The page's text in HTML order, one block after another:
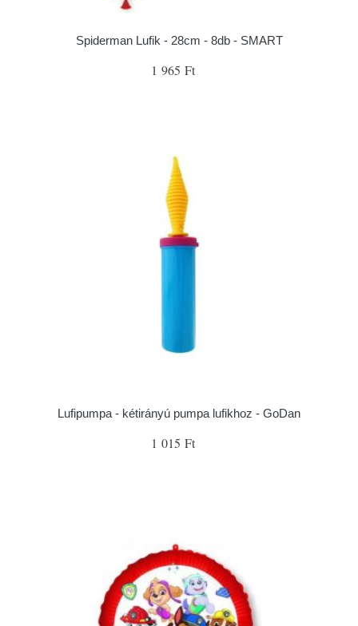
Spiderman Lufik - 28cm - 8db - SMART
1 965 Ft
Lufipumpa - kétirányú pumpa lufikhoz - GoDan
1 015 Ft